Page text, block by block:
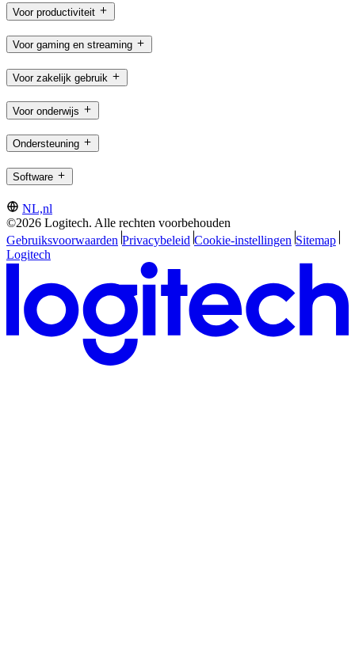
Voor productiviteit
Voor gaming en streaming
Voor zakelijk gebruik
Voor onderwijs
Ondersteuning
Software
NL,nl
©2026 Logitech. Alle rechten voorbehouden
Gebruiksvoorwaarden Privacybeleid Cookie-instellingen Sitemap
Logitech